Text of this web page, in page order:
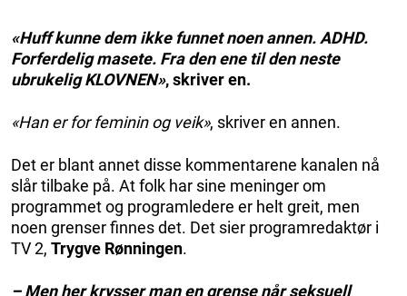
«Huff kunne dem ikke funnet noen annen. ADHD.
Forferdelig masete. Fra den ene til den neste
ubrukelig KLOVNEN», skriver en.
«Han er for feminin og veik», skriver en annen.
Det er blant annet disse kommentarene kanalen nå
slår tilbake på. At folk har sine meninger om
programmet og programledere er helt greit, men
noen grenser finnes det. Det sier programredaktør i
TV 2, Trygve Rønningen.
– Men her krysser man en grense når seksuell